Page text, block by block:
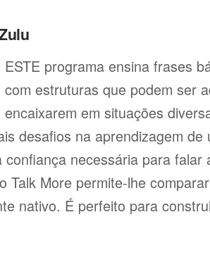
ESTE programa ensina frases
com estruturas que podem ser
encaixarem em situações
desafios na aprendizagem
confiança necessária para
Talk More permite-lhe
nativo. É perfeito para